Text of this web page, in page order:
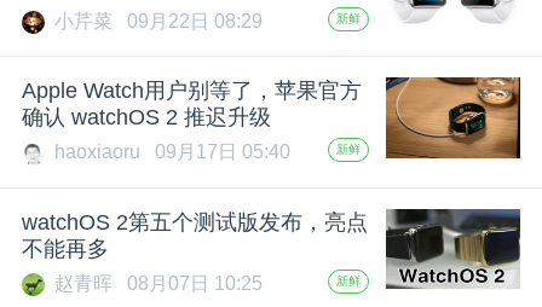
公
课
小芹菜 09月22日 08:29 新鲜
Apple Watch用户别等了，苹果官方
确认 watchOS 2 推迟升级
haoxiaoru 09月17日 05:40 新鲜
watchOS 2第五个测试版发布，亮点
不能再多
赵青晖 08月07日 10:25 新鲜